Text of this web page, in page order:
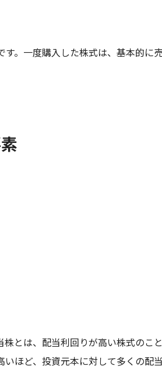
。一度購入した株式は、基本的に
とは、配当利回りが高い株式のこ
ほど、投資元本に対して多くの配